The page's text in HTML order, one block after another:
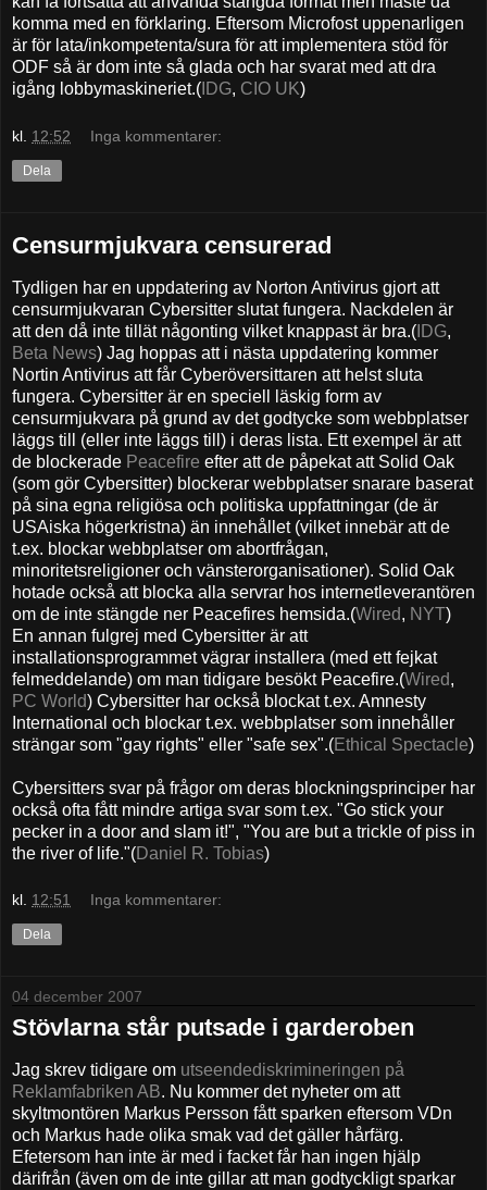
komma med en förklaring. Eftersom Microfost uppenarligen
är för lata/inkompetenta/sura för att implementera stöd för
ODF så är dom inte så glada och har svarat med att dra
igång lobbymaskineriet.( IDG, CIO UK)
kl. 12:52 Inga kommentarer:
Dela
Censurmjukvara censurerad
Tydligen har en uppdatering av Norton Antivirus gjort att
censurmjukvaran Cybersitter slutat fungera. Nackdelen är
att den då inte tillät någonting vilket knappast är bra.( IDG,
Beta News) Jag hoppas att i nästa uppdatering kommer
Nortin Antivirus att får Cyberöversittaren att helst sluta
fungera. Cybersitter är en speciell läskig form av
censurmjukvara på grund av det godtycke som webbplatser
läggs till (eller inte läggs till) i deras lista. Ett exempel är att
de blockerade Peacefire efter att de påpekat att Solid Oak
(som gör Cybersitter) blockerar webbplatser snarare baserat
på sina egna religiösa och politiska uppfattningar (de är
USAiska högerkristna) än innehållet (vilket innebär att de
t.ex. blockar webbplatser om abortfrågan,
minoritetsreligioner och vänsterorganisationer). Solid Oak
hotade också att blocka alla servrar hos internetleverantören
om de inte stängde ner Peacefires hemsida.(Wired, NYT)
En annan fulgrej med Cybersitter är att
installationsprogrammet vägrar installera (med ett fejkat
felmeddelande) om man tidigare besökt Peacefire.(Wired,
PC World) Cybersitter har också blockat t.ex. Amnesty
International och blockar t.ex. webbplatser som innehåller
strängar som "gay rights" eller "safe sex".(Ethical Spectacle)
Cybersitters svar på frågor om deras blockningsprinciper har
också ofta fått mindre artiga svar som t.ex. "Go stick your
pecker in a door and slam it!", "You are but a trickle of piss in
the river of life."(Daniel R. Tobias)
kl. 12:51 Inga kommentarer:
Dela
04 december 2007
Stövlarna står putsade i garderoben
Jag skrev tidigare om utseendediskrimineringen på
Reklamfabriken AB. Nu kommer det nyheter om att
skyltmontören Markus Persson fått sparken eftersom VDn
och Markus hade olika smak vad det gäller hårfärg.
Efetersom han inte är med i facket får han ingen hjälp
därifrån (även om de inte gillar att man godtyckligt sparkar